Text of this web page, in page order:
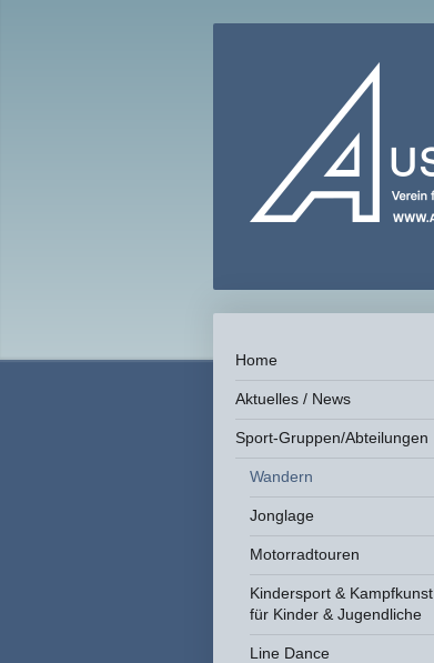
Home
Aktuelles / News
Sport-Gruppen/Abteilungen
Wandern
Jonglage
Motorradtouren
Kindersport & Kampfkunst
für Kinder & Jugendliche
Line Dance